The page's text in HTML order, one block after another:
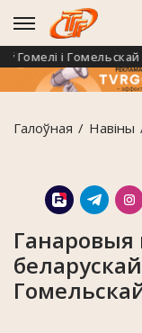
і Гомельскай
Галоўная Навiны
Ганаровыя
беларускай